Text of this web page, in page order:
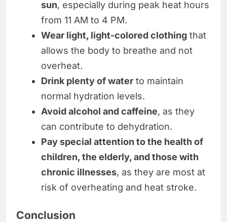
sun, especially during peak heat hours
from 11 AM to 4 PM.
Wear light, light-colored clothing that
allows the body to breathe and not
overheat.
Drink plenty of water to maintain
normal hydration levels.
Avoid alcohol and caffeine, as they
can contribute to dehydration.
Pay special attention to the health of
children, the elderly, and those with
chronic illnesses, as they are most at
risk of overheating and heat stroke.
Conclusion